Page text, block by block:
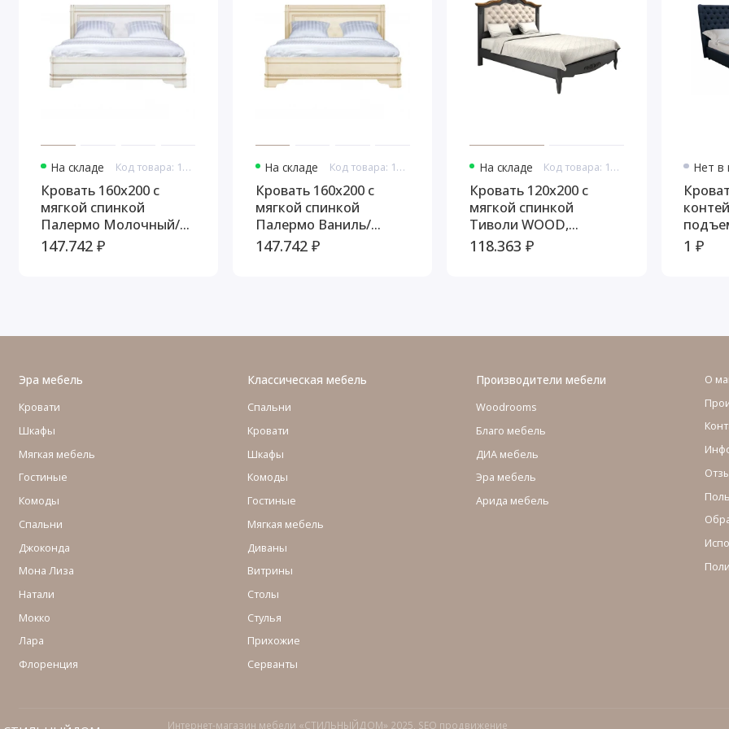
На складе Код товара: 10934
Кровать 160x200 с
мягкой спинкой
Палермо Молочный/
Патина Золото со
147.742 ₽
На складе Код товара: 10936
Кровать 160x200 с
мягкой спинкой
Палермо Ваниль/
Патина Золото со
147.742 ₽
На складе Код товара: 11003
Кровать 120x200 с
мягкой спинкой
Тиволи WOOD,
Черный/Ясень
118.363 ₽
Нет в
1 ₽
Эра мебель
Кровати
Шкафы
Мягкая мебель
Гостиные
Комоды
Cпальни
Джоконда
Мона Лиза
Натали
Мокко
Лара
Флоренция
Классическая мебель
Спальни
Кровати
Шкафы
Комоды
Гостиные
Мягкая мебель
Диваны
Витрины
Столы
Стулья
Прихожие
Серванты
Производители мебели
Woodrooms
Благо мебель
ДИА мебель
Эра мебель
Арида мебель
О
Интернет-магазин мебели «СТИЛЬНЫЙДОМ» 2025, SEO продвижение